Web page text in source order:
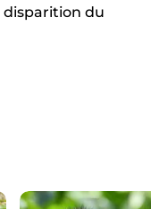
du